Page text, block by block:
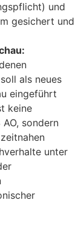
und
gesichert und
als neues
eingeführt
keine
sondern
unter